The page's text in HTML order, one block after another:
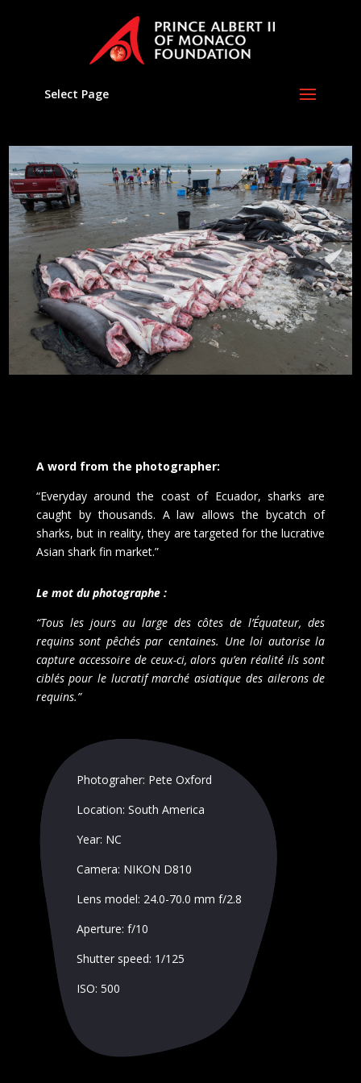
Select Page
A word from the photographer:
“Everyday around the coast of Ecuador, sharks are
caught by thousands. A law allows the bycatch of
sharks, but in reality, they are targeted for the lucrative
Asian shark fin market.”
Le mot du photographe :
“Tous les jours au large des côtes de l’Équateur, des
requins sont pêchés par centaines. Une loi autorise la
capture accessoire de ceux-ci, alors qu’en réalité ils sont
ciblés pour le lucratif marché asiatique des ailerons de
requins.”
Photograher: Pete Oxford
Location: South America
Year: NC
Camera: NIKON D810
Lens model: 24.0-70.0 mm f/2.8
Aperture: f/10
Shutter speed: 1/125
ISO: 500